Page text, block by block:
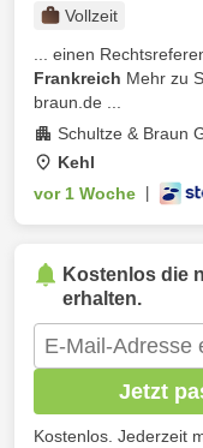
Vollzeit
... einen
Frankreich Mehr zu
braun.de ...
Schultze & Braun
Kehl
vor 1 Woche
Kostenlos die
erhalten.
Jetzt
Kostenlos. Jederzeit